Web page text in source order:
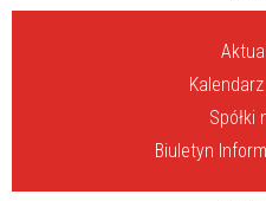
Spółki
Biuletyn